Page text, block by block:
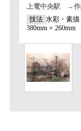
上電中央駅 →作
技法 水彩・素描
380mm × 260mm